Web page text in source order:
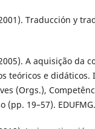
Traducción y
A aquisição da
teóricos e didáticos.
(Orgs.),
(pp. 19–57). EDUFMG.